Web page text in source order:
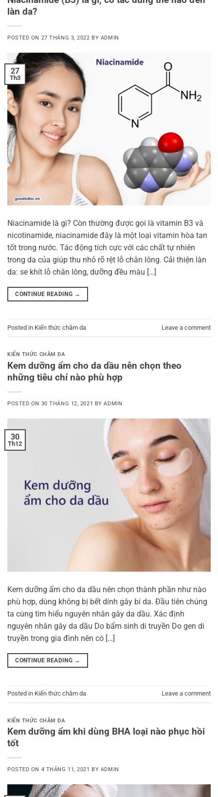
làn da?
POSTED ON 27 THÁNG 3, 2022 BY ADMIN
27
Th3
Niacinamide là gì? Còn thường được gọi là vitamin B3 và
nicotinamide, niacinamide đây là một loại vitamin hòa tan
tốt trong nước. Tác động tích cực với các chất tự nhiên
trong da của giúp thu nhỏ rõ rệt lỗ chân lông. Cải thiện làn
da: se khít lỗ chân lông, dưỡng đều màu […]
CONTINUE READING →
Posted in Kiến thức chăm da Leave a comment
KIẾN THỨC CHĂM DA
Kem dưỡng ẩm cho da dầu nên chọn theo
những tiêu chí nào phù hợp
POSTED ON 30 THÁNG 12, 2021 BYADMIN
30
Th12
Kem dưỡng ẩm cho da dầu nên chọn thành phần như nào
phù hợp, dùng không bị bết dính gây bí da. Đầu tiên chúng
ta cùng tìm hiểu nguyên nhân gây da dầu. Xác định
nguyên nhân gây da dầu Do bẩm sinh di truyền Do gen di
truyền trong gia đình nên có […]
CONTINUE READING →
Posted in Kiến thức chăm da Leave a comment
KIẾN THỨC CHĂM DA
Kem dưỡng ẩm khi dùng BHA loại nào phục hồi
tốt
POSTED ON 4 THÁNG 11, 2021 BY ADMIN